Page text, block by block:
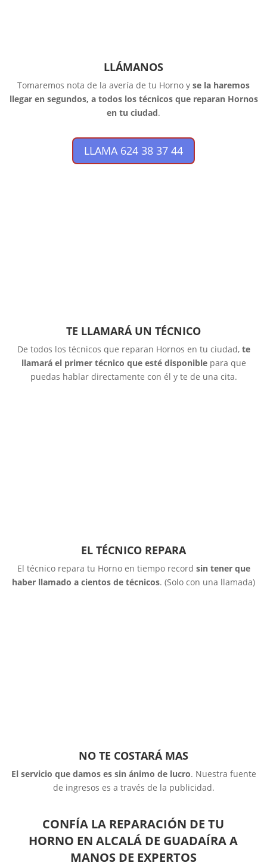
LLÁMANOS
Tomaremos nota de la avería de tu Horno y se la haremos
llegar en segundos, a todos los técnicos que reparan Hornos
en tu ciudad.
LLAMA 624 38 37 44
TE LLAMARÁ UN TÉCNICO
De todos los técnicos que reparan Hornos en tu ciudad, te
llamará el primer técnico que esté disponiblepara que
puedas hablar directamente con él y te de una cita.
EL TÉCNICO REPARA
El técnico repara tu Horno en tiempo record sin tener que
haber llamado a cientos de técnicos. (Solo con una llamada)
NO TE COSTARÁ MAS
El servicio que damos es sin ánimo de lucro. Nuestra fuente
de ingresos es a través de la publicidad.
CONFÍA LA REPARACIÓN DE TU
HORNO EN ALCALÁ DE GUADAÍRA A
MANOS DE EXPERTOS